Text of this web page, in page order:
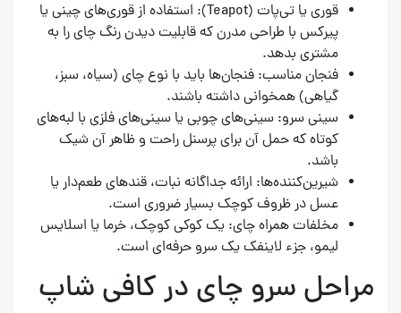
قوری یا تی‌پات (Teapot): استفاده از قوری‌های چینی یا
پیرکس با طراحی مدرن که قابلیت دیدن رنگ چای را به
مشتری بدهد.
فنجان مناسب: فنجان‌ها باید با نوع چای (سیاه، سبز،
گیاهی) همخوانی داشته باشند.
سینی سرو: سینی‌های چوبی یا سینی‌های فلزی با لبه‌های
کوتاه که حمل آن برای پرسنل راحت و ظاهر آن شیک
باشد.
شیرین‌کننده‌ها: ارائه جداگانه نبات، قندهای طعم‌دار یا
عسل در ظروف کوچک بسیار ضروری است.
مخلفات همراه چای: یک کوکی کوچک، خرما یا اسلایس
لیمو، جزء لاینفک یک سرو حرفه‌ای است.
مراحل سرو چای در کافی شاپ